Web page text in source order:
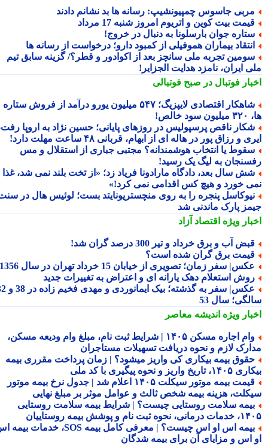
جاسوس چمپیونشیپ: رسانه ها بد نشانم دادند
بیت کوین و اتریوم امروز شنبه 17 مرداد
جوان بارسلونا به دنبال در خروج!
بیماران هموفیلی از کمبود دارو؛ درخواست از رسانه ها
تجربه ملی سانچز بعد از اکوادور و قطر؟/ گزینه سابق تیم
ایران، نامزد هدایت الجزایر!
فوتبال در صبح فوتبالی
شاهکار اقتصادی لایپزیگ؛ ۵۴۷ میلیون یورو درآمد از فروش ستاره
ناقص پرسپولیس در روزهای پایانی؛ حسین نژاد به اروپا رفت،
و رزاق پور در هاله ای از ابهام، قربانی ۴۸ ساعت مهلت دارد!
یا انتخاب هوشمندانه؟ مجتبی جباری از استقلال و مس
به لیگ یک رسید!
سال بعد، دادگاه مارادونا فریاد زد؛ «از تخت بلند نمی شد، غذا
خورد و هیچ کس اقدامی نمی کرد!»
پنجره را به روی منچستریونایتد بست؛ لوئیس هال در سنت
پارک ماندنی شد
ویژهاقتصاد آزاد
آب و برق خرداد و تیر 300 درصد گران شد!
برق گران شده است؟
سفر زمان؛ تصویری از خیابان 15 خرداد تهران در سال 1356
استعلام دهک یارانه ای و اعتراض به تغییرات جدید
عکس| سفر به گذشته؛ بیک ایمانوردی و مهدی فخیم زاده در 38 و 32
سال 53
ویژهاندیشه معاصر
وام اجاره مسکن ۱۴۰۵ | شرایط ثبت نام، مبلغ وام ودیعه مسکن،
لازم و نحوه دریافت تسهیلات مستاجران
بیمه بیکاری کی واریز میشود؟ | زمان پرداخت مقرری بیمه
واریز و نحوه پیگیری با کد ملی
قیمت بیمه موتور سیکلت ۱۴۰۵ اعلام شد | جدول نرخ بیمه موتور
هزینه بیمه شخص ثالث و عوامل موثر بر مبلغ نهایی
سلامت روستایی چیست؟ | شرایط بیمه سلامت روستایی
نام و پوشش بیمه روستاییان
بیمه اس او اس چیست؟ | معرفی کامل بیمه SOS، خدمات بیمه اس
اس و مزایای آن برای بیمه شدگان